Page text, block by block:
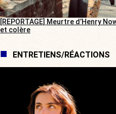
[REPORTAGE] Meurtre d’Henry
et colère
ENTRETIENS/RÉACTIONS